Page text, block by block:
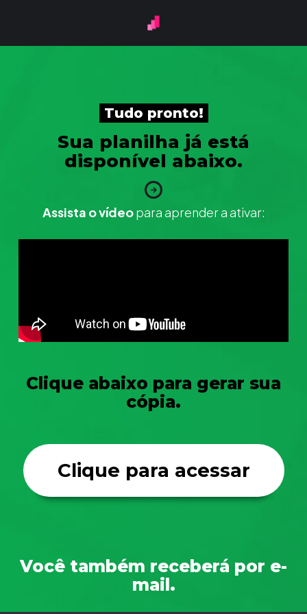
Tudo pronto!
Sua planilha já está
disponível abaixo.
Assista o vídeopara aprender a ativar:
Clique abaixo para gerar sua
cópia.
Clique para acessar
Você também receberá por e-
mail.